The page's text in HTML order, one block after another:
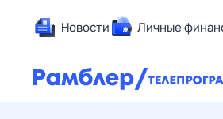
Новости Личные